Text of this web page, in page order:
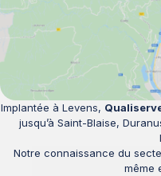
Implantée à Levens,
jusqu’à Saint-Blaise,
Notre connaissance du
même